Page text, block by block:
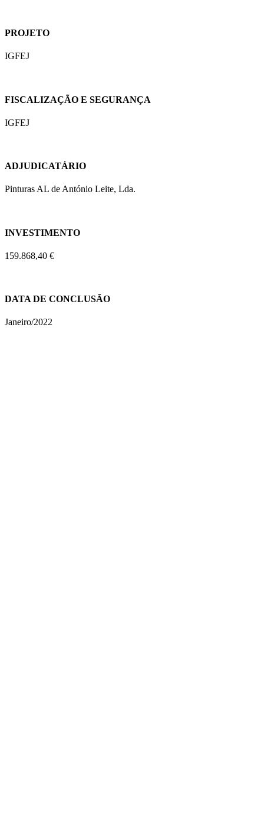
PROJETO
IGFEJ
FISCALIZAÇÃO E SEGURANÇA
IGFEJ
ADJUDICATÁRIO
Pinturas AL de António Leite, Lda.
INVESTIMENTO
159.868,40 €
DATA DE CONCLUSÃO
Janeiro/2022